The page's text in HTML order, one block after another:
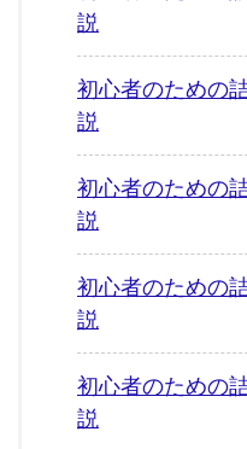
説
初心者のため
説
初心者のため
説
初心者のため
説
初心者のため
説